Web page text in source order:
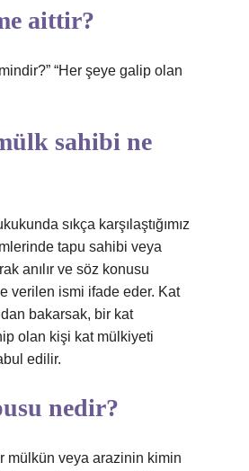
aittir?
“Her şeye galip olan
sahibi ne
sıkça karşılaştığımız
tapu sahibi veya
anılır ve söz konusu
verilen ismi ifade eder. Kat
bakarsak, bir kat
olan kişi kat mülkiyeti
edilir.
nedir?
mülkün veya arazinin kimin